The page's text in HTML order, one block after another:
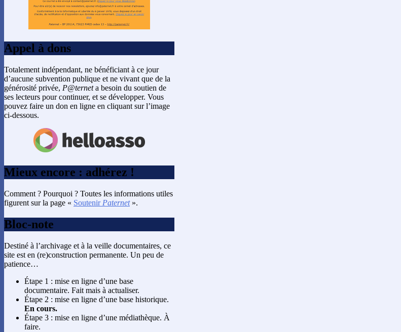
Appel à dons
Totalement indépendant, ne bénéficiant à ce jour
d’aucune subvention publique et ne vivant que de la
générosité privée, P@terneta besoin du soutien de
ses lecteurs pour continuer, et se développer. Vous
pouvez faire un don en ligne en cliquant sur l’image
ci-dessous.
Mieux encore : adhérez !
Comment ? Pourquoi ? Toutes les informations utiles
figurent sur la page « Soutenir Paternet».
Bloc-note
Destiné à l’archivage et à la veille documentaires, ce
site est en (re)construction permanente. Un peu de
patience…
Étape 1 : mise en ligne d’une base
documentaire. Fait mais à actualiser.
Étape 2 : mise en ligne d’une base historique.
En cours.
Étape 3 : mise en ligne d’une médiathèque. À
faire.